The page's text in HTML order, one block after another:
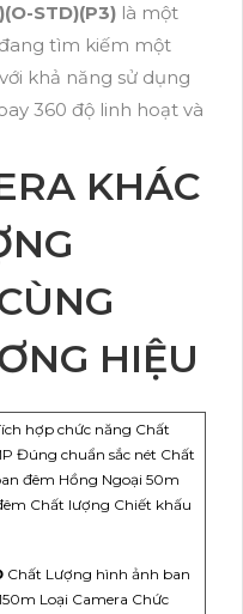
STD)(P3) là một
tìm kiếm một
khả năng sử dụng
360 độ linh hoạt và
KHÁC
HIỆU
hợp chức năng Chất
Đúng chuẩn sắc nét Chất
đêm Hồng Ngoại 50m
Chất lượng Chiết khấu
Chất Lượng hình ảnh ban
Loại Camera Chức